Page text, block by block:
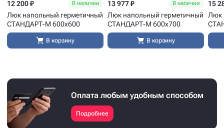
12 200 ₽ В наличии
Люк напольный герметичный
СТАНДАРТ-М 600x600
В корзину
13 977 ₽ В наличии
Люк напольный герметичный
СТАНДАРТ-М 600x700
В корзину
15
Люк
Оплата любым удобным способом
Подробнее